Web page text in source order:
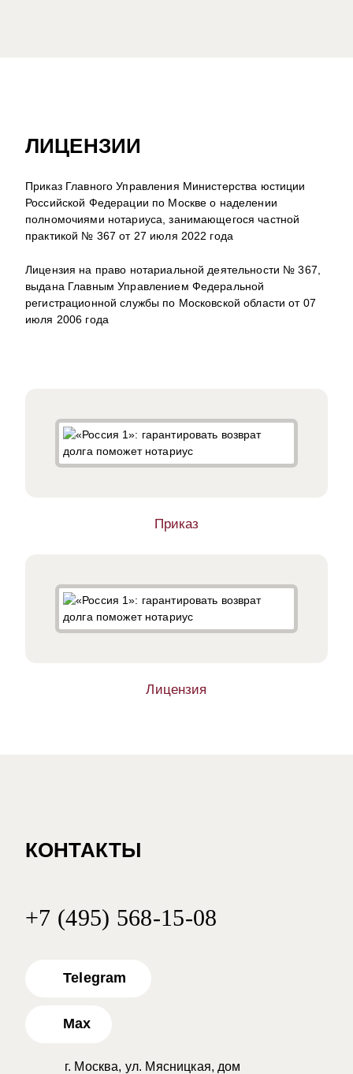
ЛИЦЕНЗИИ
Приказ Главного Управления Министерства юстиции
Российской Федерации по Москве о наделении
полномочиями нотариуса, занимающегося частной
практикой № 367 от 27 июля 2022 года
Лицензия на право нотариальной деятельности № 367,
выдана Главным Управлением Федеральной
регистрационной службы по Московской области от 07
июля 2006 года
Приказ
Лицензия
КОНТАКТЫ
+7 (495) 568-15-08
Telegram
Max
г. Москва, ул. Мясницкая, дом